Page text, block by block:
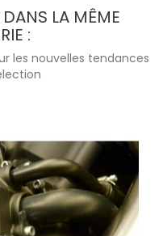
LA MÊME
:
les nouvelles tendances